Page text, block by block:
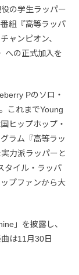
の学生ラッパー
組『高等ラッパ
ャンピオン、
への正式加入を
Pのソロ・
これまでYoung
ヒップホップ・
ラム『高等ラッ
力派ラッパーと
タイル・ラッパ
プファンから大
」を披露し、
は11月30日